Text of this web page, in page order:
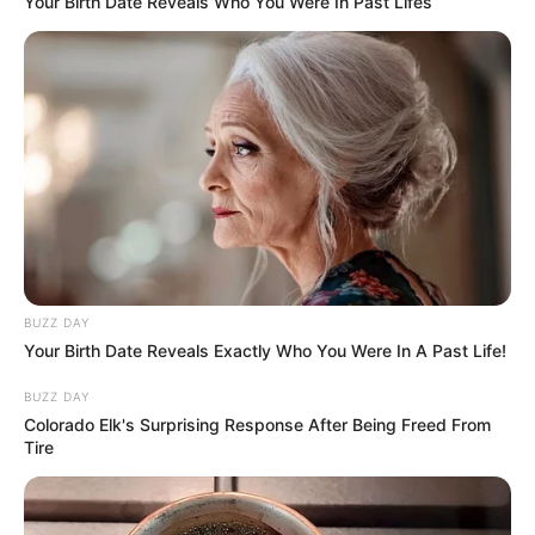
Passo 8. Costure a cabeça ao corpinho,
faça vários pontos até a costura ficar firme.
Finalize e corte a linha.
Passo 9. Centralize o cabelo e costure-o dando
alguns pontos na parte central. Depois, arrume-o
com as mãos e costure-o nas laterais, mais ou
menos na altura onde seriam as orelhas da
rosto da boneca.
Acabamento
10. Alinhave um pedaço de renda ou lese. Costure
BUZZ DAY
Your Birth Date Reveals Exactly Who You Were In A Past Life!
BUZZ DAY
Colorado Elk's Surprising Response After Being Freed From
Tire